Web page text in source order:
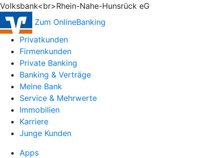
Volksbank<br>Rhein-Nahe-Hunsrück eG
Zum OnlineBanking
Privatkunden
Firmenkunden
Private Banking
Banking & Verträge
Meine Bank
Service & Mehrwerte
Immobilien
Karriere
Junge Kunden
Apps